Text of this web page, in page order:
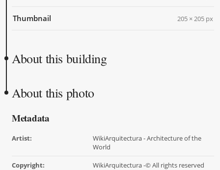
Thumbnail 205 × 205 px
About this building
About this photo
Metadata
Artist:
WikiArquitectura - Architecture of the
World
Copyright: WikiArquitectura -© All rights reserved